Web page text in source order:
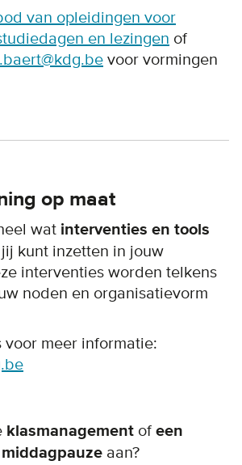
van opleidingen voor
en lezingen of
voor vormingen
op maat
wat interventies en tools
kunt inzetten in jouw
interventies worden telkens
noden en organisatievorm
voor meer informatie:
klasmanagement of een
aan?